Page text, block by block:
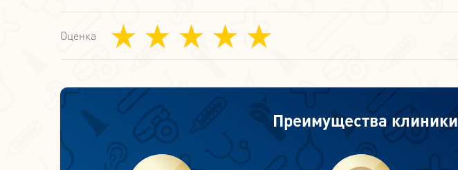
Оценка
Преимущества клиники